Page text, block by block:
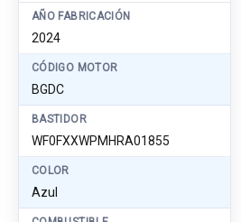
AÑO FABRICACIÓN
2024
CÓDIGO MOTOR
BGDC
BASTIDOR
WF0FXXWPMHRA01855
COLOR
Azul